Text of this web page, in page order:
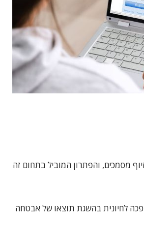
מסמכים, והפתרון המוביל בתחום זה
לחיונית בהשגת תוצאו של אבטחה